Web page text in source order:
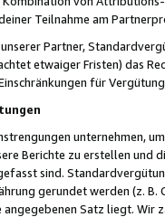
Teilnahme am
Partner,
etwaiger Fristen) das
für
unternehmen,
Berichte zu erstellen und
sind.
gerundet werden (z.
Satz liegt.